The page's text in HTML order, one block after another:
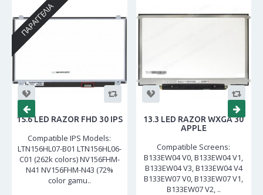
ΠΑΡΑΓΓΕΛΊΑ
15.6 LED RAZOR FHD 30 IPS
Compatible IPS Models:
LTN156HL07-B01 LTN156HL06-
C01 (262k colors) NV156FHM-
N41 NV156FHM-N43 (72%
color gamu..
13.3 LED RAZOR WXGA 30
APPLE
Compatible Screens:
B133EW04 V0, B133EW04 V1,
B133EW04 V3, B133EW04 V4
B133EW07 V0, B133EW07 V1,
B133EW07 V2, ..